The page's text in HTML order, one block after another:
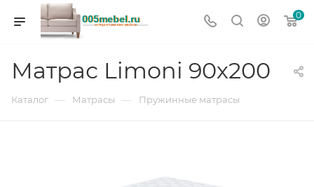
0
Матрас Limoni 90х200
Каталог — Матрасы — Пружинные матрасы